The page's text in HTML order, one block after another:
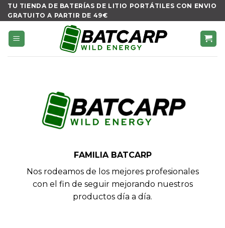
Skip
content
TU TIENDA DE BATERÍAS DE LITIO PORTÁTILES CON ENVIO
GRATUITO A PARTIR DE 49€
FAMILIA BATCARP
Nos rodeamos de los mejores profesionales
con el fin de seguir mejorando nuestros
productos día a día.